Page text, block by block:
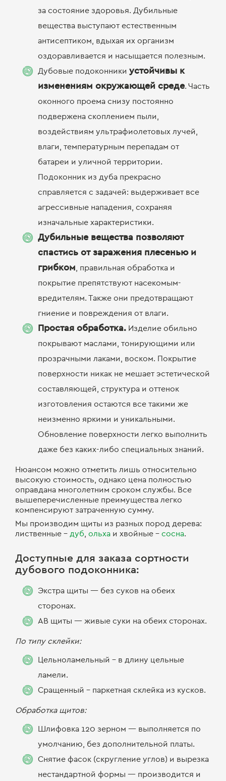
за состояние здоровья. Дубильные
вещества выступают естественным
антисептиком, вдыхая их организм
оздоравливается и насыщается полезным.
Дубовые подоконники устойчивы к
изменениям окружающей среде. Часть
оконного проема снизу постоянно
подвержена скоплением пыли,
воздействиям ультрафиолетовых лучей,
влаги, температурным перепадам от
батареи и уличной территории.
Подоконник из дуба прекрасно
справляется с задачей: выдерживает все
агрессивные нападения, сохраняя
изначальные характеристики.
Дубильные вещества позволяют
спастись от заражения плесенью и
грибком , правильная обработка и
покрытие препятствуют насекомым-
вредителям. Также они предотвращают
гниение и повреждения от влаги.
Простая обработка. Изделие обильно
покрывают маслами, тонирующими или
прозрачными лаками, воском. Покрытие
поверхности никак не мешает эстетической
составляющей, структура и оттенок
изготовления остаются все такими же
неизменно яркими и уникальными.
Обновление поверхности легко выполнить
даже без каких-либо специальных знаний.
Нюансом можно отметить лишь относительно
высокую стоимость, однако цена полностью
оправдана многолетним сроком службы. Все
вышеперечисленные преимущества легко
компенсируют затраченную сумму.
Мы производим щиты из разных пород дерева:
лиственные – дуб ольха и хвойные – сосна.
Доступные для заказа сортности
дубового подоконника:
Экстра щиты — без суков на обеих
сторонах.
АВ щиты — живые суки на обеих сторонах.
По типу склейки:
Цельноламельный - в длину цельные
ламели.
Сращенный - паркетная склейка из кусков.
Обработка щитов:
Шлифовка 120 зерном — выполняется по
умолчанию, без дополнительной платы.
Снятие фасок (скругление углов) и вырезка
нестандартной формы — производится и